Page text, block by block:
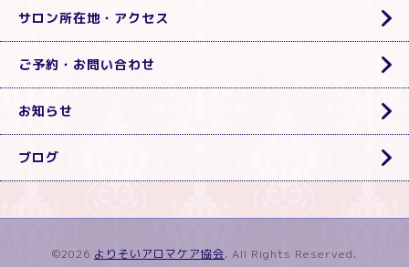
サロン所在地・アクセス
ご予約・お問い合わせ
お知らせ
ブログ
©2026 よりそいアロマケア協会. All Rights Reserved.